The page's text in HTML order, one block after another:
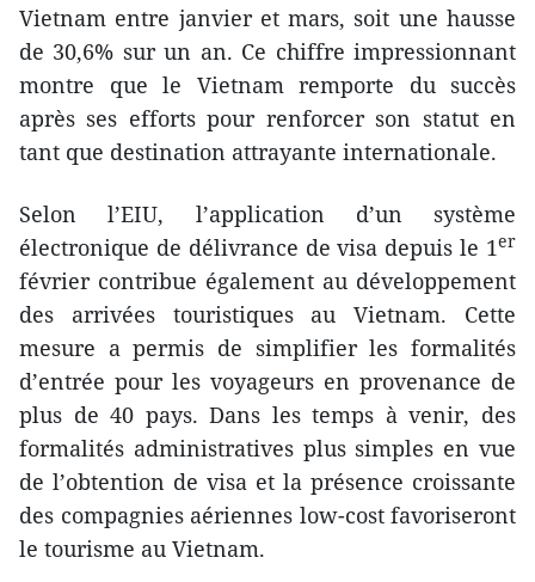
Vietnam entre janvier et mars, soit une hausse
de 30,6% sur un an. Ce chiffre impressionnant
montre que le Vietnam remporte du succès
après ses efforts pour renforcer son statut en
tant que destination attrayante internationale.
Selon l’EIU, l’application d’un système
électronique de délivrance de visa depuis le 1er
février contribue également au développement
des arrivées touristiques au Vietnam. Cette
mesure a permis de simplifier les formalités
d’entrée pour les voyageurs en provenance de
plus de 40 pays. Dans les temps à venir, des
formalités administratives plus simples en vue
de l’obtention de visa et la présence croissante
des compagnies aériennes low-cost favoriseront
le tourisme au Vietnam.